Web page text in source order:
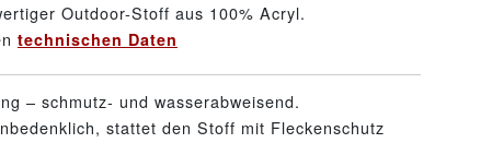
Outdoor-Stoff aus 100% Acryl.
technischen Daten
– schmutz- und wasserabweisend.
stattet den Stoff mit Fleckenschutz